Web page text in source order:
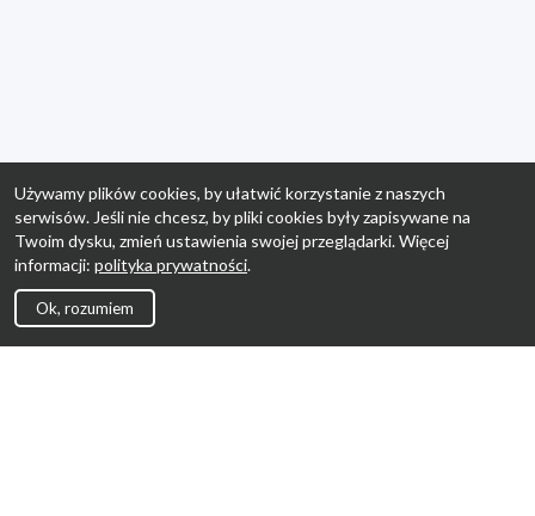
Używamy plików cookies, by ułatwić korzystanie z naszych
serwisów. Jeśli nie chcesz, by pliki cookies były zapisywane na
Twoim dysku, zmień ustawienia swojej przeglądarki. Więcej
informacji: polityka prywatności.
Ok, rozumiem